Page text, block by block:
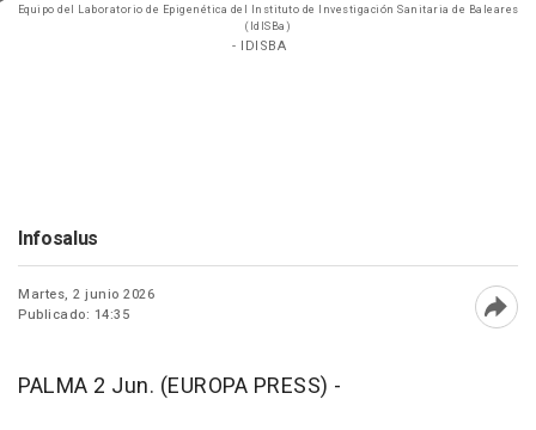
Equipo del Laboratorio de Epigenética del Instituto de Investigación Sanitaria de Baleares
(IdISBa)
- IDISBA
Infosalus
Martes, 2 junio 2026
Publicado: 14:35
PALMA 2 Jun. (EUROPA PRESS) -